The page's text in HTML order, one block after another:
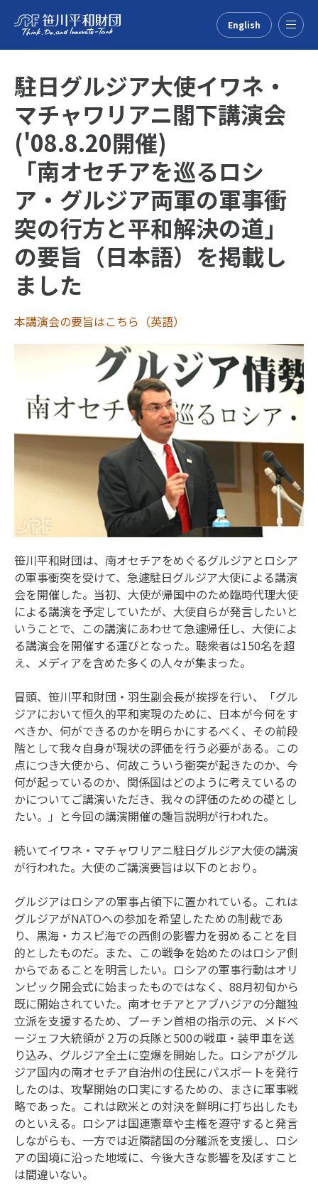
English
駐日グルジア大使イワネ・
マチャワリアニ閣下講演会
('08.8.20開催)
「南オセチアを巡るロシ
ア・グルジア両軍の軍事衝
突の行方と平和解決の道」
の要旨（日本語）を掲載し
ました
本講演会の要旨はこちら（英語）
笹川平和財団は、南オセチアをめぐるグルジアとロシア
の軍事衝突を受けて、急遽駐日グルジア大使による講演
会を開催した。当初、大使が帰国中のため臨時代理大使
による講演を予定していたが、大使自らが発言したいと
いうことで、この講演にあわせて急遽帰任し、大使によ
る講演会を開催する運びとなった。聴衆者は150名を超
え、メディアを含めた多くの人々が集まった。
冒頭、笹川平和財団・羽生副会長が挨拶を行い、「グル
ジアにおいて恒久的平和実現のために、日本が今何をす
べきか、何ができるのかを明らかにするべく、その前段
階として我々自身が現状の評価を行う必要がある。この
点につき大使から、何故こういう衝突が起きたのか、今
何が起っているのか、関係国はどのように考えているの
かについてご講演いただき、我々の評価のための礎とし
たい。」と今回の講演開催の趣旨説明が行われた。
続いてイワネ・マチャワリアニ駐日グルジア大使の講演
が行われた。大使のご講演要旨は以下のとおり。
グルジアはロシアの軍事占領下に置かれている。これは
グルジアがNATOへの参加を希望したための制裁であ
り、黒海・カスピ海での西側の影響力を弱めることを目
的としたものだ。また、この戦争を始めたのはロシア側
からであることを明言したい。ロシアの軍事行動はオリ
ンピック開会式に始まったものではなく、88月初旬から
既に開始されていた。南オセチアとアブハジアの分離独
立派を支援するため、プーチン首相の指示の元、メドベ
ージェフ大統領が２万の兵隊と500の戦車・装甲車を送
り込み、グルジア全土に空爆を開始した。ロシアがグル
ジア国内の南オセチア自治州の住民にパスポートを発行
したのは、攻撃開始の口実にするための、まさに軍事戦
略であった。これは欧米との対決を鮮明に打ち出したも
のといえる。ロシアは国連憲章や主権を遵守すると発言
しながらも、一方では近隣諸国の分離派を支援し、ロシ
アの国境に沿った地域に、今後大きな影響を及ぼすこと
は間違いない。